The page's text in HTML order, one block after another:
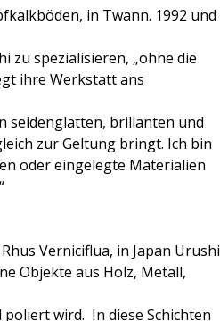
in Twann. 1992 und
zu spezialisieren, „ohne die
ihre Werkstatt ans
seidenglatten, brillanten und
zur Geltung bringt. Ich bin
oder eingelegte Materialien
Verniciflua, in Japan Urushi
Objekte aus Holz, Metall,
poliert wird. In diese Schichten